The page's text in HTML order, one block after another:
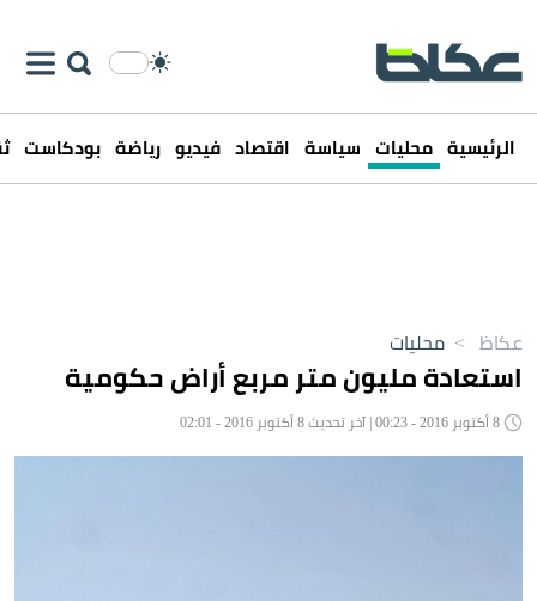
الرئيسية محليات سياسة اقتصاد فيديو رياضة بودكاست
عكاظ > محليات
استعادة مليون متر مربع أراض حكومية